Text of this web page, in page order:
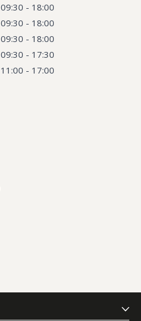
09:30 - 18:00
09:30 - 18:00
09:30 - 18:00
09:30 - 17:30
11:00 - 17:00